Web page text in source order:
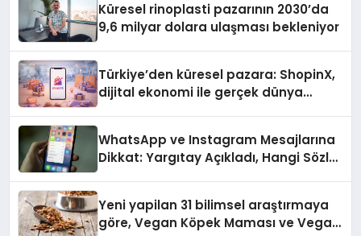
Küresel rinoplasti pazarının 2030’da
9,6 milyar dolara ulaşması bekleniyor
Türkiye’den küresel pazara: ShopinX,
dijital ekonomi ile gerçek dünya
WhatsApp ve Instagram Mesajlarına
Dikkat: Yargıtay Açıkladı, Hangi Sözler
Yeni yapilan 31 bilimsel araştırmaya
göre, Vegan Köpek Maması ve Vegan